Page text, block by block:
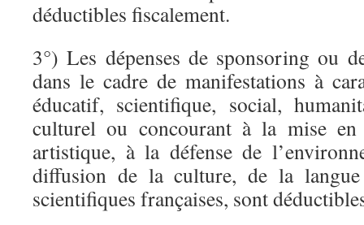
déductibles fiscalement.
3°) Les dépenses de sponsoring ou
dans le cadre de manifestations à
éducatif, scientifique, social,
culturel ou concourant à la mise
artistique, à la défense de
diffusion de la culture, de la langue
scientifiques françaises, sont